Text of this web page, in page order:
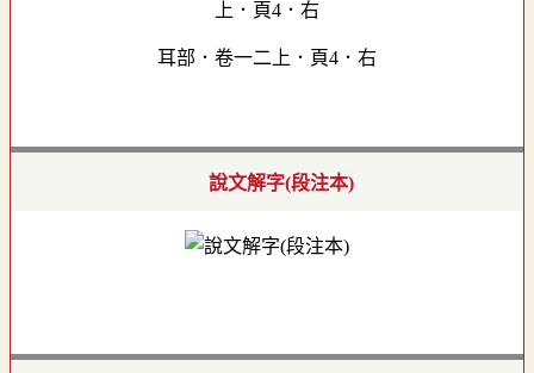
耳部．卷一二上．頁4．右
說文解字(段注本)